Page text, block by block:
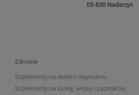
05-830 Nadarzyn
Zdrowie
Suplementy na detoks organizmu
Suplementy na skórę, włosy i paznokcie